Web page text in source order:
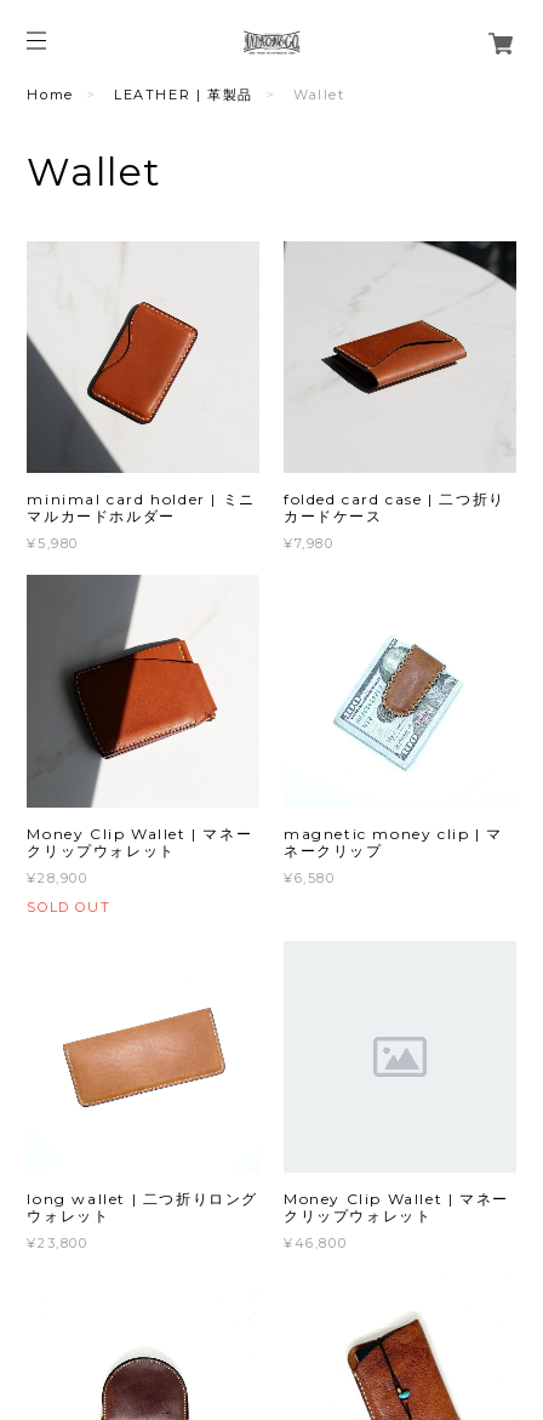
Home LEATHER | 革製品 Wallet
Wallet
minimal card holder | ミニ
マルカードホルダー
¥5,980
folded card case | 二つ折り
カードケース
¥7,980
Money Clip Wallet | マネー
クリップウォレット
¥28,900
SOLD OUT
magnetic money clip | マ
ネークリップ
¥6,580
long wallet | 二つ折りロング
ウォレット
¥23,800
Money Clip Wallet | マネー
クリップウォレット
¥46,800